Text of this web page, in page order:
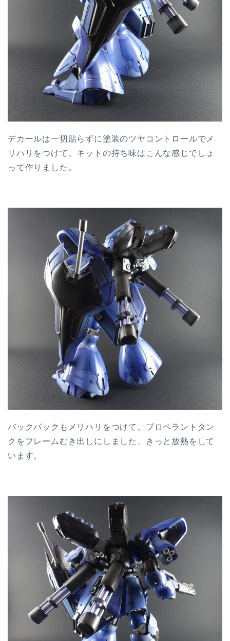
デカールは一切貼らずに塗装のツヤコントロールでメ
リハリをつけて、キットの持ち味はこんな感じでしょ
って作りました。
バックパックもメリハリをつけて、プロペラントタン
クをフレームむき出しにしました、きっと放熱をして
います。